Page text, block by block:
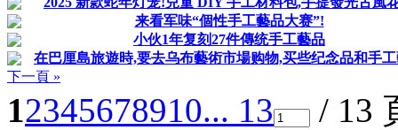
来看军味“個性手工藝品大赛”!
小伙1年复刻27件傳统手工藝品
在巴厘島旅遊時,要去乌布藝術市場购物,买些纪念品和手
下一頁 »
12345678910... 13 / 13